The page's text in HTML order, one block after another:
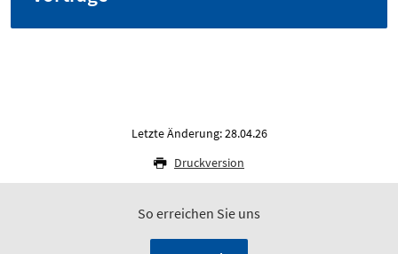
Letzte Änderung: 28.04.26
Druckversion
So erreichen Sie uns